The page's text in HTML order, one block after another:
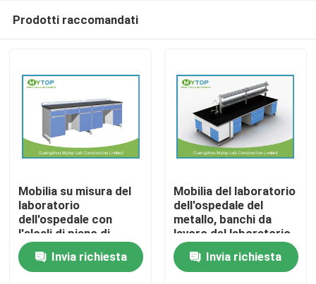
Casa
Prodotti raccomandati
Mobilia su misura del
laboratorio
dell'ospedale con
l'alcali di piano di
lavoro
dell'epossiresina -
resistente
Invia richiesta
Mobilia del laboratorio
dell'ospedale del
metallo, banchi da
lavoro del laboratorio
per ricerca di PCR
Invia richiesta